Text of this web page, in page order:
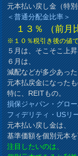
元本払い戻し金（特
＜普通分配金比率＞
１３％ （前月
※１０％税引き後の値
５月は、そこそこ上
６月は、
減配などが多少あっ
元本払戻金になった
特に、REITもの。
損保ジャパン・グロ
フィデリティ・USリ
元本払い戻し金は、
基準価額を個別元本
注目したいのは、